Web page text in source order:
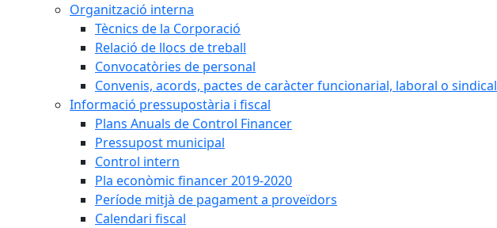
Organització interna
Tècnics de la Corporació
Relació de llocs de treball
Convocatòries de personal
Convenis, acords, pactes de caràcter funcionarial, laboral o sindical
Informació pressupostària i fiscal
Plans Anuals de Control Financer
Pressupost municipal
Control intern
Pla econòmic financer 2019-2020
Període mitjà de pagament a proveïdors
Calendari fiscal